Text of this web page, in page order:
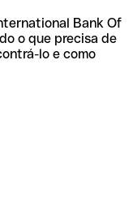
Bank Of
o que precisa de
lo e como